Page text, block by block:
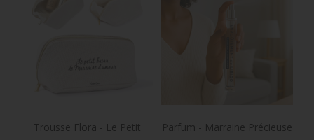
Trousse Flora - Le Petit
Parfum - Marraine Précieuse